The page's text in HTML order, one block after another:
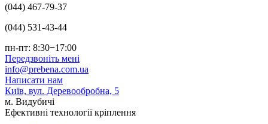
(044) 467-79-37
(044) 531-43-44
пн-пт: 8:30−17:00
Передзвоніть мені
info@prebena.com.ua
Написати нам
Київ, вул. Деревообробна, 5
м. Видубичі
Ефективні технології кріплення